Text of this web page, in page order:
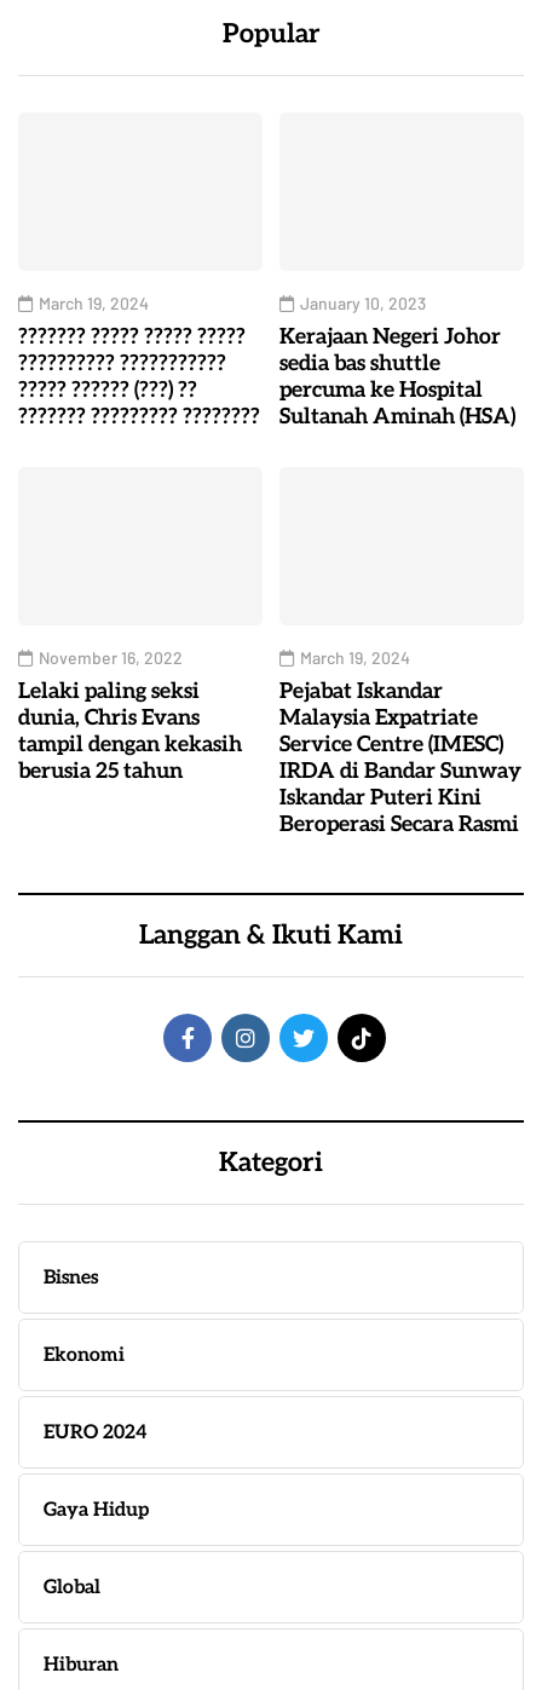
Popular
March 19, 2024
??????? ????? ????? ?????
?????????? ???????????
????? ?????? (???) ??
??????? ????????? ????????
January 10, 2023
Kerajaan Negeri Johor
sedia bas shuttle
percuma ke Hospital
Sultanah Aminah (HSA)
November 16, 2022
Lelaki paling seksi
dunia, Chris Evans
tampil dengan kekasih
berusia 25 tahun
March 19, 2024
Pejabat Iskandar
Malaysia Expatriate
Service Centre (IMESC)
IRDA di Bandar Sunway
Iskandar Puteri Kini
Beroperasi Secara Rasmi
Langgan & Ikuti Kami
Kategori
Bisnes
Ekonomi
EURO 2024
Gaya Hidup
Global
Hiburan